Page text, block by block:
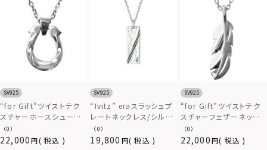
SV925
“for Gift”ツイストテク
スチャーホースシューネ
ックレス/シルバー925
22,000 税込
（0）
SV925
“Ivitz” eraスラッシュプ
レートネックレス/シルバ
ー925
19,800 税込
（0）
SV925
“for Gift”ツイストテク
スチャーフェザーネック
レス/シルバー925
22,000 税込
（0）